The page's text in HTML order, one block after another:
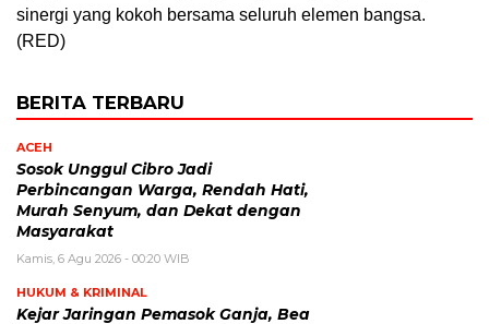
sinergi yang kokoh bersama seluruh elemen bangsa.
(RED)
BERITA TERBARU
ACEH
Sosok Unggul Cibro Jadi
Perbincangan Warga, Rendah Hati,
Murah Senyum, dan Dekat dengan
Masyarakat
Kamis, 6 Agu 2026 - 00:20 WIB
HUKUM & KRIMINAL
Kejar Jaringan Pemasok Ganja, Bea